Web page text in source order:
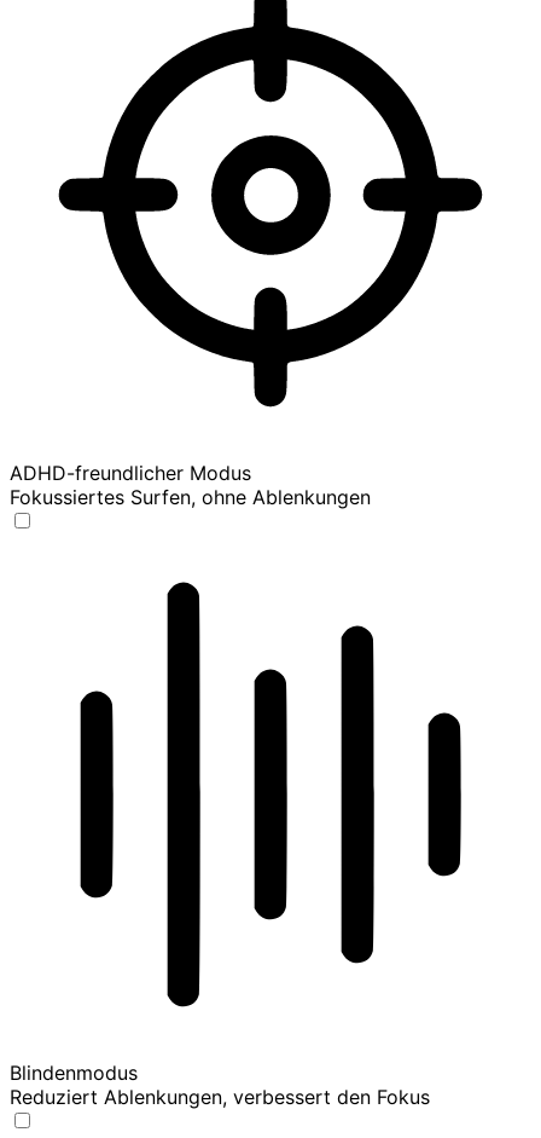
ADHD-freundlicher Modus
Fokussiertes Surfen, ohne Ablenkungen
Blindenmodus
Reduziert Ablenkungen, verbessert den Fokus